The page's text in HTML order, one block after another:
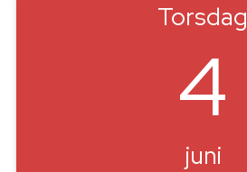
Torsdag
4
juni